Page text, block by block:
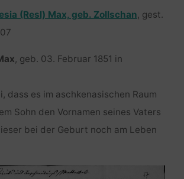
(Resl) Max, geb. Zollschan, gest.
, geb. 03. Februar 1851 in
dass es im aschkenasischen Raum
Sohn den Vornamen seines Vaters
bei der Geburt noch am Leben